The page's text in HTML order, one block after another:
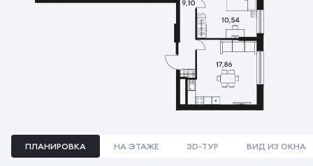
ПЛАНИРОВКА НА ЭТАЖЕ 3D-ТУР ВИД ИЗ ОКНА